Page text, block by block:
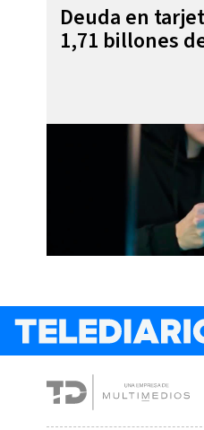
Deuda en
1,71 billones